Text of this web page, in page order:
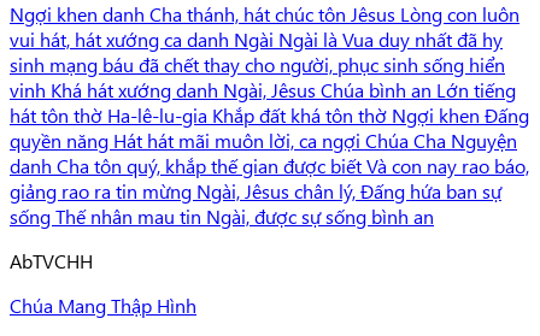
Ngợi khen danh Cha thánh, hát chúc tôn Jêsus Lòng con luôn
vui hát, hát xướng ca danh Ngài Ngài là Vua duy nhất đã hy
sinh mạng báu đã chết thay cho người, phục sinh sống hiển
vinh Khá hát xướng danh Ngài, Jêsus Chúa bình an Lớn tiếng
hát tôn thờ Ha-lê-lu-gia Khắp đất khá tôn thờ Ngợi khen Đấng
quyền năng Hát hát mãi muôn lời, ca ngợi Chúa Cha Nguyện
danh Cha tôn quý, khắp thế gian được biết Và con nay rao báo,
giảng rao ra tin mừng Ngài, Jêsus chân lý, Đấng hứa ban sự
sống Thế nhân mau tin Ngài, được sự sống bình an
AbTVCHH
Chúa Mang Thập Hình